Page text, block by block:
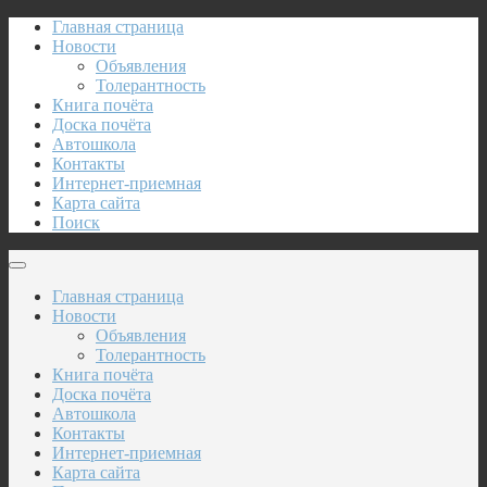
Главная страница
Новости
Объявления
Толерантность
Книга почёта
Доска почёта
Автошкола
Контакты
Интернет-приемная
Карта сайта
Поиск
Главная страница
Новости
Объявления
Толерантность
Книга почёта
Доска почёта
Автошкола
Контакты
Интернет-приемная
Карта сайта